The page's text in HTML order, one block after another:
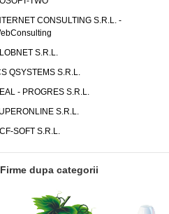
CONSULTING S.R.L. -
S.R.L.
QSYSTEMS S.R.L.
- PROGRES S.R.L.
S.R.L.
SOFT S.R.L.
Firme dupa categorii